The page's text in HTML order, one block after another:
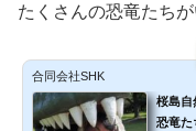
たくさんの恐竜たち
合同会社SHK
桜島自
恐竜た